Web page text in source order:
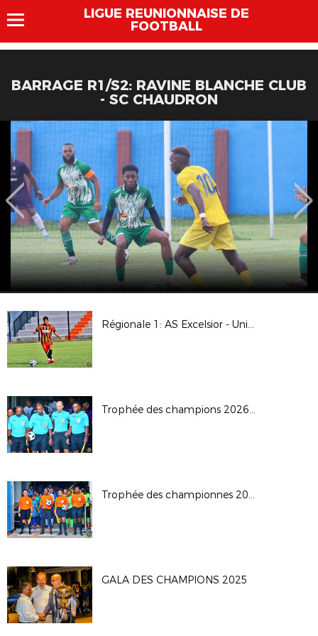
LIGUE REUNIONNAISE DE
FOOTBALL
BARRAGE R1/S2: RAVINE BLANCHE CLUB
- SC CHAUDRON
Régionale 1: AS Excelsior - Union Sporting Bénédictine
Trophée des champions 2026: JS Saint Pierroise - AS Jeanne D'Arc
Trophée des championnes 2026
GALA DES CHAMPIONS 2025